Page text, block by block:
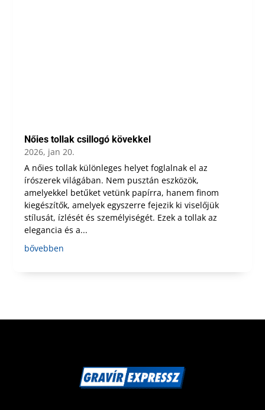
Nőies tollak csillogó kövekkel
2026, jan 20.
A nőies tollak különleges helyet foglalnak el az
írószerek világában. Nem pusztán eszközök,
amelyekkel betűket vetünk papírra, hanem finom
kiegészítők, amelyek egyszerre fejezik ki viselőjük
stílusát, ízlését és személyiségét. Ezek a tollak az
elegancia és a...
bővebben